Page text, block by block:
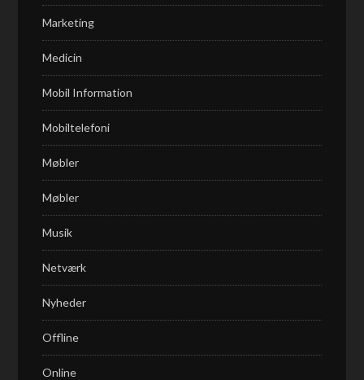
Marketing
Medicin
Mobil Information
Mobiltelefoni
Møbler
Møbler
Musik
Netværk
Nyheder
Offline
Online